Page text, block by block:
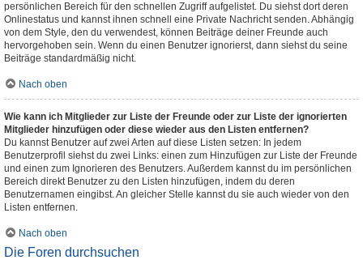
persönlichen Bereich für den schnellen Zugriff aufgelistet. Du siehst dort deren
Onlinestatus und kannst ihnen schnell eine Private Nachricht senden. Abhängig
von dem Style, den du verwendest, können Beiträge deiner Freunde auch
hervorgehoben sein. Wenn du einen Benutzer ignorierst, dann siehst du seine
Beiträge standardmäßig nicht.
Nach oben
Wie kann ich Mitglieder zur Liste der Freunde oder zur Liste der ignorierten
Mitglieder hinzufügen oder diese wieder aus den Listen entfernen?
Du kannst Benutzer auf zwei Arten auf diese Listen setzen: In jedem
Benutzerprofil siehst du zwei Links: einen zum Hinzufügen zur Liste der Freunde
und einen zum Ignorieren des Benutzers. Außerdem kannst du im persönlichen
Bereich direkt Benutzer zu den Listen hinzufügen, indem du deren
Benutzernamen eingibst. An gleicher Stelle kannst du sie auch wieder von den
Listen entfernen.
Nach oben
Die Foren durchsuchen